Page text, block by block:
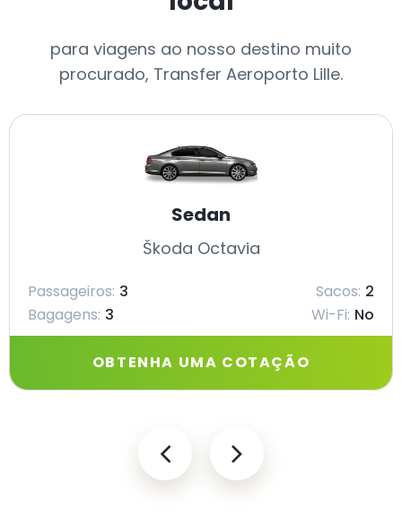
para viagens ao nosso destino muito
procurado, Transfer Aeroporto Lille.
Sedan
Škoda Octavia
Passageiros: 3 Sacos: 2
Bagagens: 3 Wi-Fi: No
OBTENHA UMA COTAÇÃO